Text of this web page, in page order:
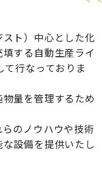
ト）中心とした化
する自動生産ライ
行なっておりま
量を管理するため
のノウハウや技術
設備を提供いたし